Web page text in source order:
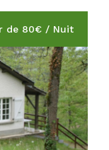
de 80€ / Nuit